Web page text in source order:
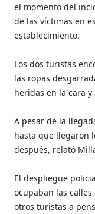
el momento del
de las víctimas en
establecimiento.
Los dos turistas
las ropas
heridas en la cara
A pesar de la
hasta que llegaron
después, relató
El despliegue
ocupaban las calles
otros turistas a